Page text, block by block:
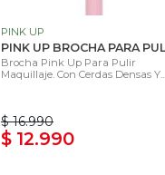
PINK UP
PINK UP BROCHA PARA
Brocha Pink Up Para Pulir
Maquillaje. Con Cerdas Densas Y...
$ 16.990
$ 12.990